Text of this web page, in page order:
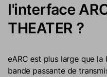
Écran
Accessoires
l'interface
THEATER ?
eARC est plus large que la
bande passante de